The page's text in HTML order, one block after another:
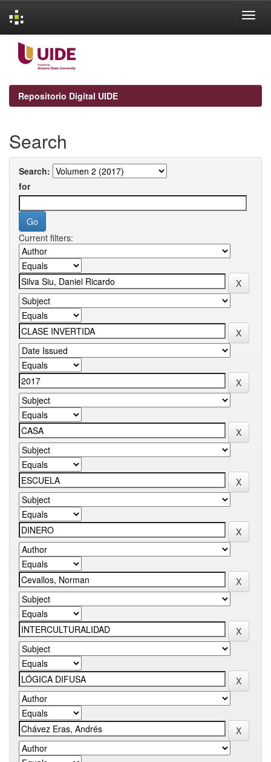
navigation
Repositorio Digital UIDE
Search
Search:
for
Current filters: